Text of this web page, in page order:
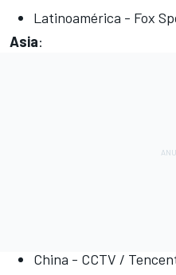
Latinoamérica - Fox
Asia:
China - CCTV /